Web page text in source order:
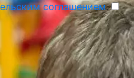
соглашением.